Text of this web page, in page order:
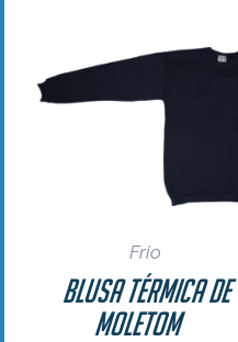
Frio
Blusa Térmica de
Moletom